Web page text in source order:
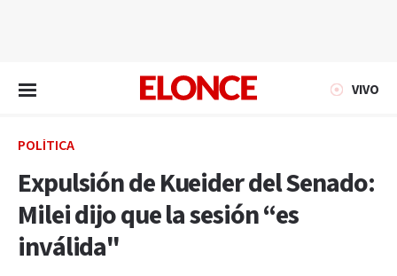
VIVO
POLÍTICA
Expulsión de Kueider del Senado:
Milei dijo que la sesión “es
inválida"